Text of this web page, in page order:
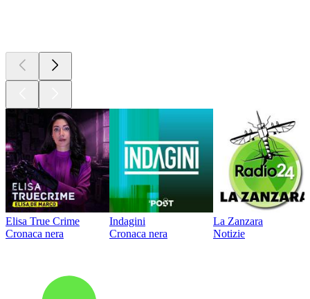
Elisa True Crime
Cronaca nera
Indagini
Cronaca nera
La Zanzara
Notizie